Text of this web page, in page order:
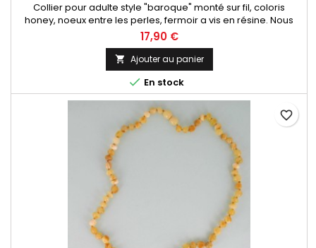
Collier pour adulte style "baroque" monté sur fil, coloris
honey, noeux entre les perles, fermoir a vis en résine. Nous
vous proposons toute une collection de bijoux en ambre
provenants de la mer Baltique, l'ambre le plus réputé au
monde !
17,90 €
 Ajouter au panier
 En stock
favorite_border